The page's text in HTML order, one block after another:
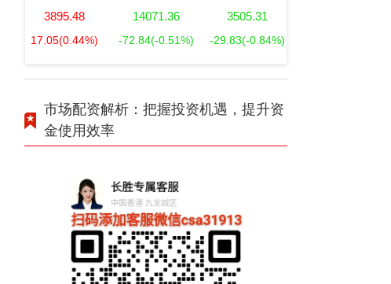
3895.48
17.05(0.44%)
14071.36
-72.84(-0.51%)
3505.31
-29.83(-0.84%)
市场配资解析：把握投资机遇，提升资
金使用效率